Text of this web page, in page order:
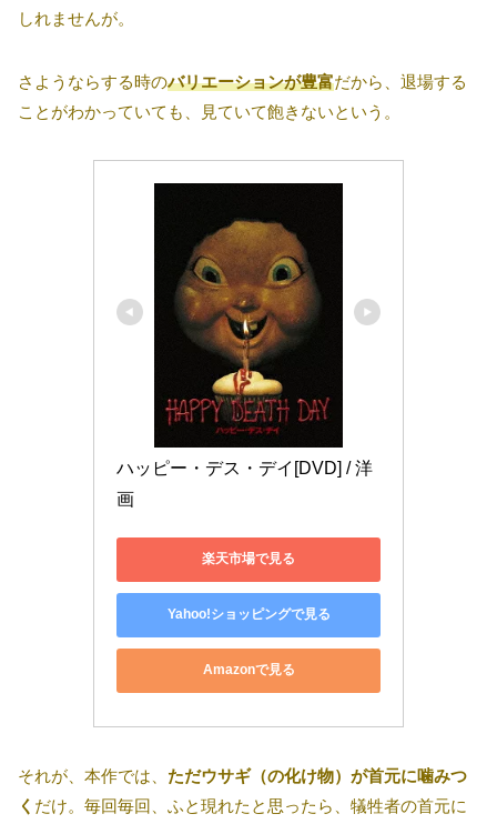
しれませんが。
さようならする時のバリエーションが豊富だから、退場する
ことがわかっていても、見ていて飽きないという。
ハッピー・デス・デイ[DVD] / 洋
画
楽天市場で見る
Yahoo!ショッピングで見る
Amazonで見る
それが、本作では、 ただウサギ（の化け物）が首元に噛みつ
く だけ。毎回毎回、ふと現れたと思ったら、犠牲者の首元に